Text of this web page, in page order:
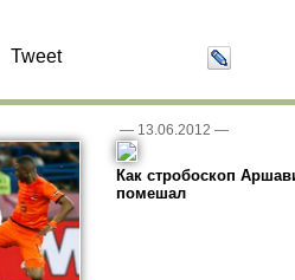
Tweet
— 13.06.2012 —
Как стробоскоп
помешал